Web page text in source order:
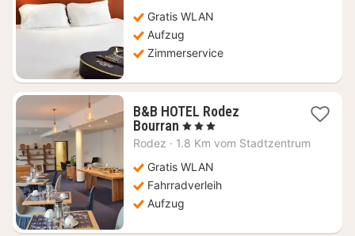
72,55
Gratis WLAN
Aufzug
Zimmerservice
B&B HOTEL Rodez
Bourran 1
Nacht
96,36
€
, 3 Sterne
Rodez · 1.8 Km vom Stadtzentrum
Gratis WLAN
Fahrradverleih
Aufzug